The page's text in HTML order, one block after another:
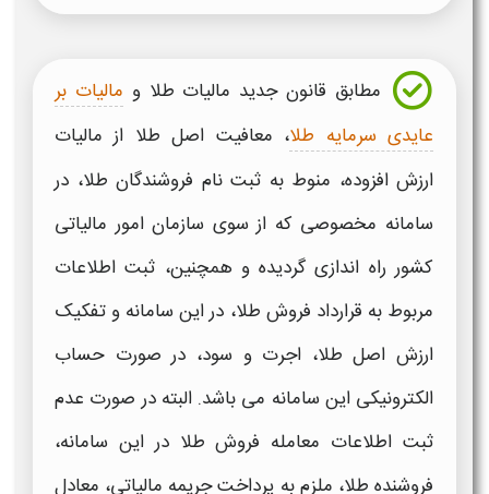
مطابق قانون جدید مالیات طلاو مالیات بر
عایدی سرمایه طلا، معافیت اصل طلا از مالیات
ارزش افزوده، منوط به ثبت نام فروشندگان طلا، در
سامانه مخصوصی که از سوی سازمان امور مالیاتی
کشور راه اندازی گردیده و همچنین، ثبت اطلاعات
مربوط به قرارداد فروش طلا، در این سامانه و تفکیک
ارزش اصل طلا، اجرت و سود، در صورت حساب
الکترونیکی این سامانه می باشد. البته در صورت عدم
ثبت اطلاعات معامله فروش طلادر این سامانه،
فروشنده طلا، ملزم به پرداخت جریمه مالیاتی، معادل